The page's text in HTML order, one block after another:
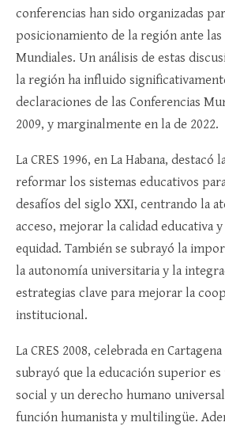
conferencias han sido organizadas
posicionamiento de la región ante las
Mundiales. Un análisis de estas
la región ha influido
declaraciones de las Conferencias
2009, y marginalmente en la de 2022.
La CRES 1996, en La Habana, destacó
reformar los sistemas educativos
desafíos del siglo XXI, centrando la
acceso, mejorar la calidad educativa
equidad. También se subrayó la
la autonomía universitaria y la
estrategias clave para mejorar la
institucional.
La CRES 2008, celebrada en
subrayó que la educación superior
social y un derecho humano
función humanista y multilingüe.